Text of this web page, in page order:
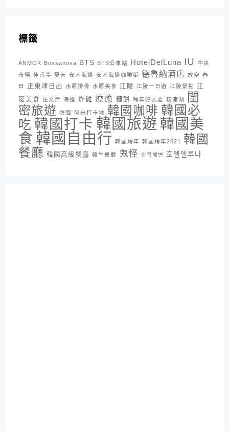
標籤
ANMOK Bossanova BTS BTS公車站 HotelDelLuna IU
中央
市場 佳甫亭 夏天 安木海邊 安木海邊咖啡街 德魯納酒店 放空 春
日
正東津日出 水原排骨 水原美食 江陵 江陵一日遊 江陵景點 江
陵美食 注文津 海邊 炸雞 療癒 糖餅 跨年好去處 鏡浦湖
閨
密旅遊
防彈 阿米打卡地 韓國咖啡 韓國必
吃 韓國打卡 韓國旅遊 韓國美
食 韓國自由行 韓國跨年 韓國跨年2021
韓國
餐廳 韓國高級餐廳 韓牛餐廳 鬼怪 안목해변 호텔델루나